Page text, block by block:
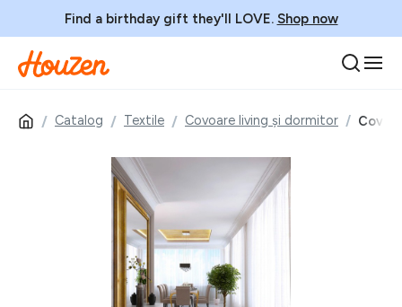
Find a birthday gift they'll LOVE. Shop now
Catalog Textile Covoare living și dormitor